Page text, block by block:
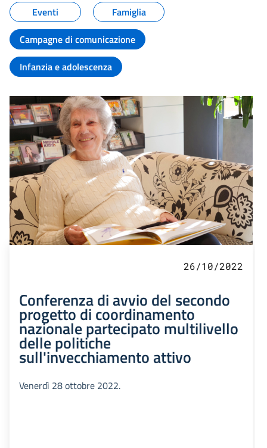
Eventi
Famiglia
Campagne di comunicazione
Infanzia e adolescenza
26/10/2022
Conferenza di avvio del secondo
progetto di coordinamento
nazionale partecipato multilivello
delle politiche
sull'invecchiamento attivo
Venerdì 28 ottobre 2022.